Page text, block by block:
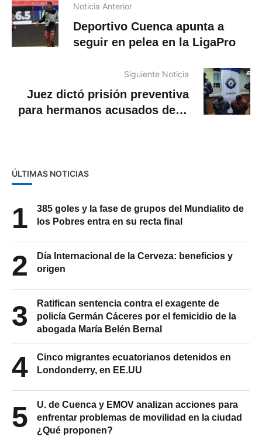
Noticia Anterior
Deportivo Cuenca apunta a
seguir en pelea en la LigaPro
Siguiente Noticia
Juez dictó prisión preventiva
para hermanos acusados de la
ÚLTIMAS NOTICIAS
1
385 goles y la fase de grupos del Mundialito de
los Pobres entra en su recta final
2
Día Internacional de la Cerveza: beneficios y
origen
3
Ratifican sentencia contra el exagente de
policía Germán Cáceres por el femicidio de la
abogada María Belén Bernal
4
Cinco migrantes ecuatorianos detenidos en
Londonderry, en EE.UU
5
U. de Cuenca y EMOV analizan acciones para
enfrentar problemas de movilidad en la ciudad
¿Qué proponen?